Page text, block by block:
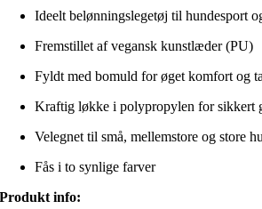
Ideelt belønningslegetøj til hundesport
Fremstillet af vegansk kunstlæder (PU)
Fyldt med bomuld for øget komfort og
Kraftig løkke i polypropylen for sikkert
Velegnet til små, mellemstore og store
Fås i to synlige farver
Produkt info: